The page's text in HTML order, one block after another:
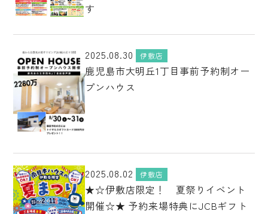
す
2025.08.30 伊敷店
鹿児島市大明丘1丁目事前予約制オー
プンハウス
2025.08.02 伊敷店
★☆伊敷店限定！ 夏祭りイベント
開催☆★ 予約来場特典にJCBギフト